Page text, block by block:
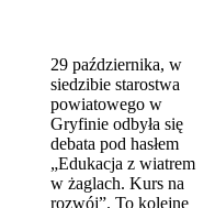
29 października, w
siedzibie starostwa
powiatowego w
Gryfinie odbyła się
debata pod hasłem
„Edukacja z wiatrem
w żaglach. Kurs na
rozwój”. To kolejne